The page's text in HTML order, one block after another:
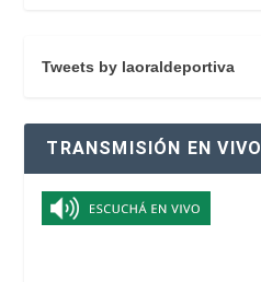
Tweets by laoraldeportiva
TRANSMISIÓN EN VIVO